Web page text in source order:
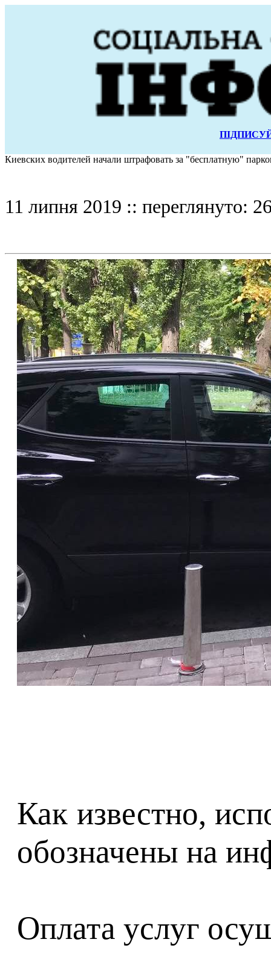
Киевских водителей начали штрафовать за "бесплатную"
11 липня 2019 :: переглянуто:
Как известно,
обозначены на
Оплата услуг